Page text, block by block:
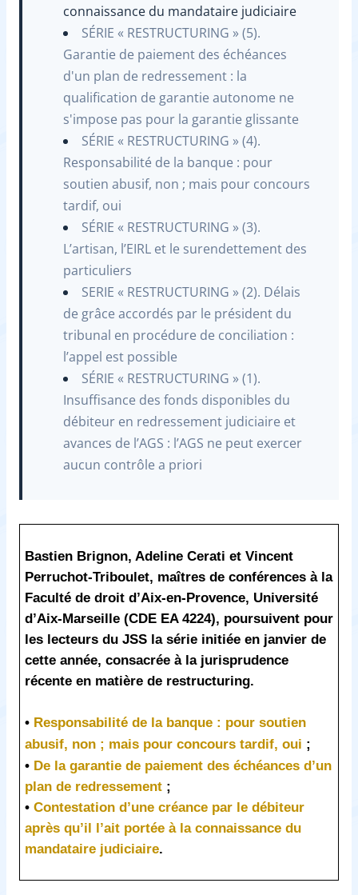
connaissance du mandataire judiciaire
SÉRIE « ­RESTRUCTURING » (5).
Garantie de paiement des échéances
d'un plan de redressement : la
qualification de garantie autonome ne
s'impose pas pour la garantie glissante
SÉRIE « RESTRUCTURING » (4).
Responsabilité de la banque : pour
soutien abusif, non ; mais pour concours
tardif, oui
SÉRIE « RESTRUCTURING » (3).
L’artisan, l’EIRL et le surendettement des
particuliers
SERIE « RESTRUCTURING » (2). Délais
de grâce accordés par le président du
tribunal en procédure de conciliation :
l’appel est possible
SÉRIE « RESTRUCTURING » (1).
Insuffisance des fonds disponibles du
débiteur en redressement judiciaire et
avances de l’AGS : l’AGS ne peut exercer
aucun contrôle a priori
Bastien Brignon, Adeline Cerati et Vincent
Perruchot-Triboulet, maîtres de conférences à la
Faculté de droit d’Aix-en-Provence, Université
d’Aix-Marseille (CDE EA 4224), poursuivent pour
les lecteurs du JSS la série initiée en janvier de
cette année, consacrée à la jurisprudence
récente en matière de restructuring.
• Responsabilité de la banque : pour soutien
abusif, non ; mais pour concours tardif, oui ;
• De la garantie de paiement des échéances d’un
plan de redressement ;
• Contestation d’une créance par le débiteur
après qu’il l’ait portée à la connaissance du
mandataire judiciaire.